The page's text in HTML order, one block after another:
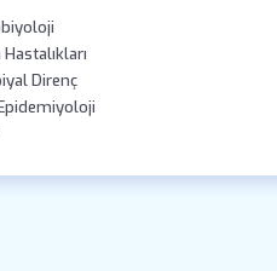
Direnç